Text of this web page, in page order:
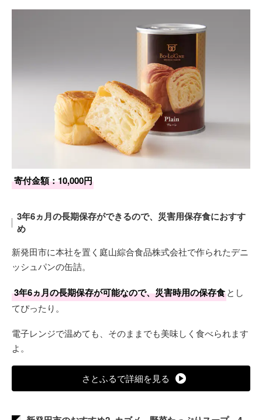
寄付金額：10,000円
3年6ヵ月の長期保存ができるので、災害用保存食におすす
め
新発田市に本社を置く庭山綜合食品株式会社で作られたデニ
ッシュパンの缶詰。
3年6ヵ月の長期保存が可能なので、災害時用の保存食とし
てぴったり。
電子レンジで温めても、そのままでも美味しく食べられます
よ。
さとふるで詳細を見る